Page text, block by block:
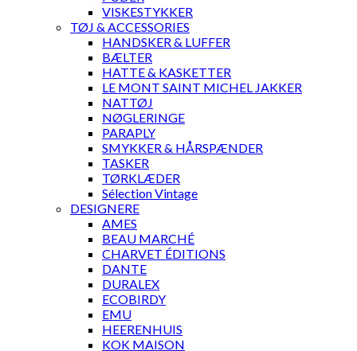
VISKESTYKKER
TØJ & ACCESSORIES
HANDSKER & LUFFER
BÆLTER
HATTE & KASKETTER
LE MONT SAINT MICHEL JAKKER
NATTØJ
NØGLERINGE
PARAPLY
SMYKKER & HÅRSPÆNDER
TASKER
TØRKLÆDER
Sélection Vintage
DESIGNERE
AMES
BEAU MARCHÉ
CHARVET ÉDITIONS
DANTE
DURALEX
ECOBIRDY
EMU
HEERENHUIS
KOK MAISON